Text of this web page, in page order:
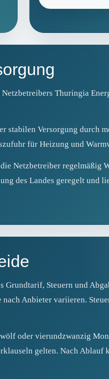
Thuringia
Versorgung durch
für Heizung und
Netzbetreiber regelmäßig
des Landes geregelt und
Grundtarif, Steuern und
Anbieter variieren.
oder vierundzwanzig
gelten. Nach Ablauf